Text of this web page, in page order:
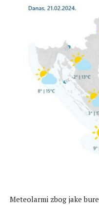
Meteolarmi zbog jake bure